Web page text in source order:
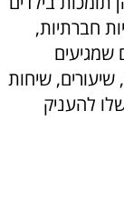
חברתיות,
שמגיעים
שיחות
להעניק